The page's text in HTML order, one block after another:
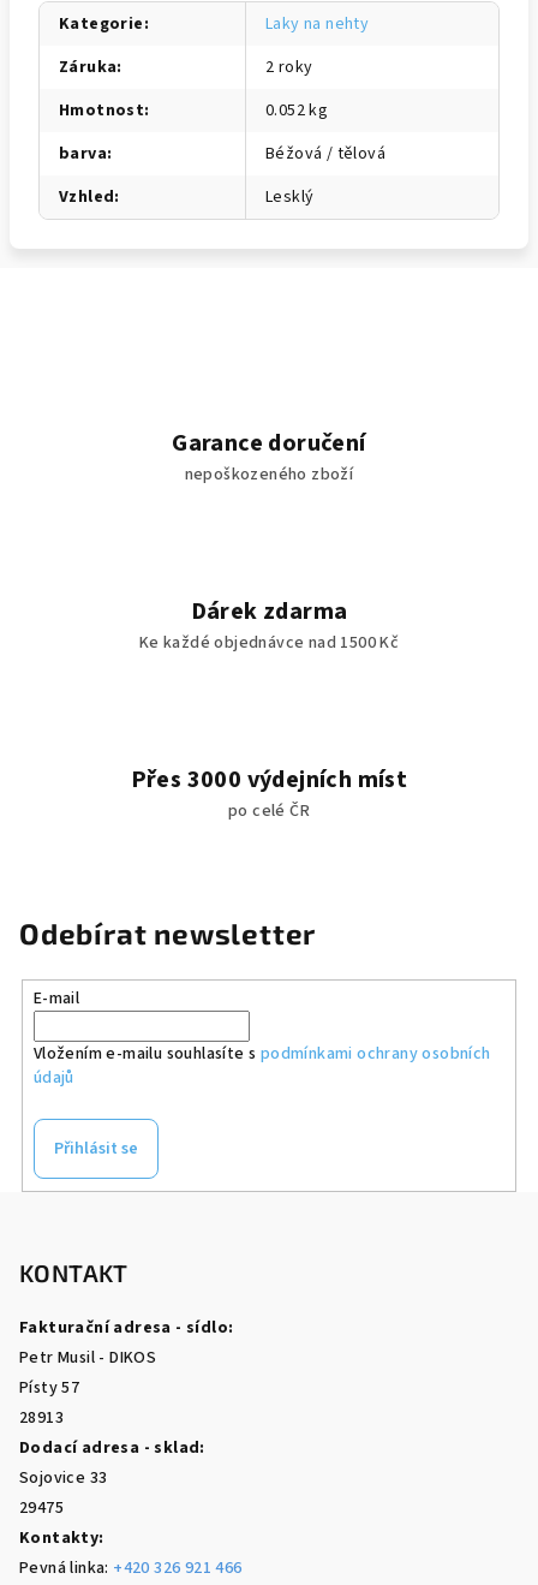
Kategorie:
Laky na nehty
Záruka:
2 roky
Hmotnost:
0.052 kg
barva:
Béžová / tělová
Vzhled: Lesklý
Garance doručení
nepoškozeného zboží
Dárek zdarma
Ke každé objednávce nad 1500 Kč
Přes 3000 výdejních míst
po celé ČR
Odebírat newsletter
E-mail
Vložením e-mailu souhlasíte s podmínkami ochrany osobních
údajů
Přihlásit se
KONTAKT
Fakturační adresa - sídlo:
Petr Musil - DIKOS
Písty 57
28913
Dodací adresa - sklad:
Sojovice 33
29475
Kontakty:
Pevná linka: +420 326 921 466